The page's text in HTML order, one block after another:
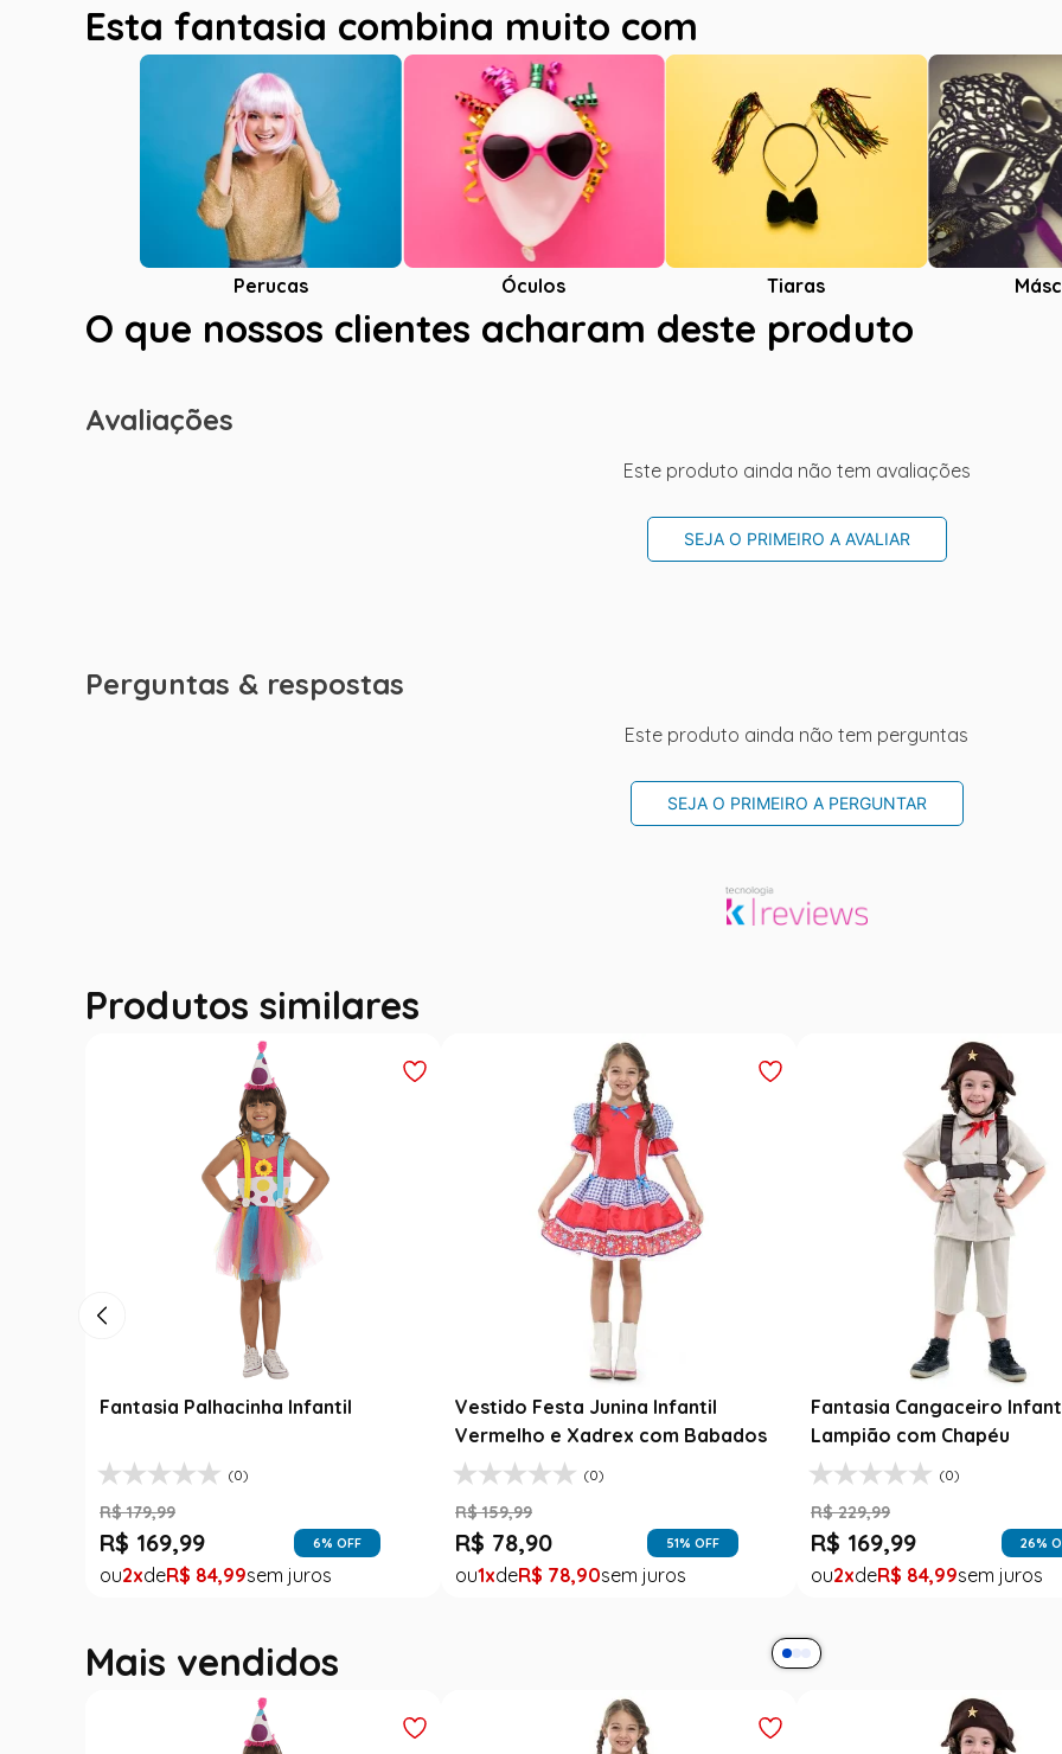
Esta fantasia combina muito com
Perucas Óculos Tiaras
O que nossos clientes acharam deste produto
Avaliações
Este produto ainda não tem avaliações
SEJA O PRIMEIRO A AVALIAR
Perguntas & respostas
Este produto ainda não tem perguntas
SEJA O PRIMEIRO A PERGUNTAR
Produtos similares
Fantasia Palhacinha Infantil
(0)
R$ 179,99
R$ 169,99 6% OFF
2 R$ 84,99
Vestido Festa Junina Infantil
Vermelho e Xadrex com Babados
(0)
R$ 159,99
R$ 78,90 51% OFF
1 R$ 78,90
Fantasia Cangaceiro
Lampião com Chapéu
(0)
R$ 229,99
R$ 169,99 26%
2 R$ 84,99
Mais vendidos